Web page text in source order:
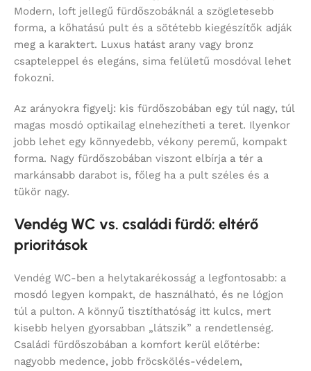
Modern, loft jellegű fürdőszobáknál a szögletesebb
forma, a kőhatású pult és a sötétebb kiegészítők adják
meg a karaktert. Luxus hatást arany vagy bronz
csapteleppel és elegáns, sima felületű mosdóval lehet
fokozni.
Az arányokra figyelj: kis fürdőszobában egy túl nagy, túl
magas mosdó optikailag elnehezítheti a teret. Ilyenkor
jobb lehet egy könnyedebb, vékony peremű, kompakt
forma. Nagy fürdőszobában viszont elbírja a tér a
markánsabb darabot is, főleg ha a pult széles és a
tükör nagy.
Vendég WC vs. családi fürdő: eltérő
prioritások
Vendég WC-ben a helytakarékosság a legfontosabb: a
mosdó legyen kompakt, de használható, és ne lógjon
túl a pulton. A könnyű tisztíthatóság itt kulcs, mert
kisebb helyen gyorsabban „látszik” a rendetlenség.
Családi fürdőszobában a komfort kerül előtérbe:
nagyobb medence, jobb fröcskölés-védelem,